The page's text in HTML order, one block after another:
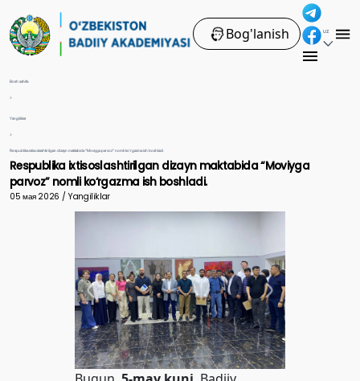
Bog'lanish UZ
Bosh sahifa
>
Yangiliklar
>
Respublika ixtisoslashtirilgan dizayn maktabida “Moviyga parvoz” nomli ko‘rgazma ish boshladi.
Respublika ixtisoslashtirilgan dizayn maktabida “Moviyga
parvoz” nomli ko‘rgazma ish boshladi.
05 мая 2026 / Yangiliklar